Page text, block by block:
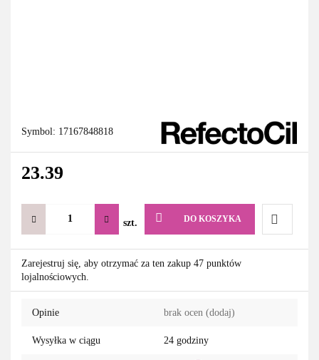
Symbol: 17167848818
23.39
szt. DO KOSZYKA
Do
Zarejestruj się, aby otrzymać za ten zakup 47 punktów
lojalnościowych.
Opinie brak ocen (dodaj)
Wysyłka w ciągu 24 godziny